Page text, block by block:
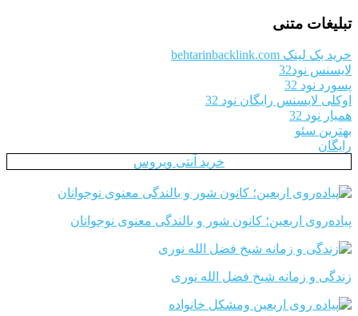
تبلیغات متنی
خرید بک لینک behtarinbacklink.com
لایسنس نود32
پسورد نود 32
اوکلی لایسنس رایگان نود 32
همیار نود 32
بهترین سئو
رایگان
خرید آنتی ویروس
پیاده‌روی اربعین؛ کانون شور و بالندگی معنوی نوجوانان
زندگی و زمانه شیخ فضل الله نوری